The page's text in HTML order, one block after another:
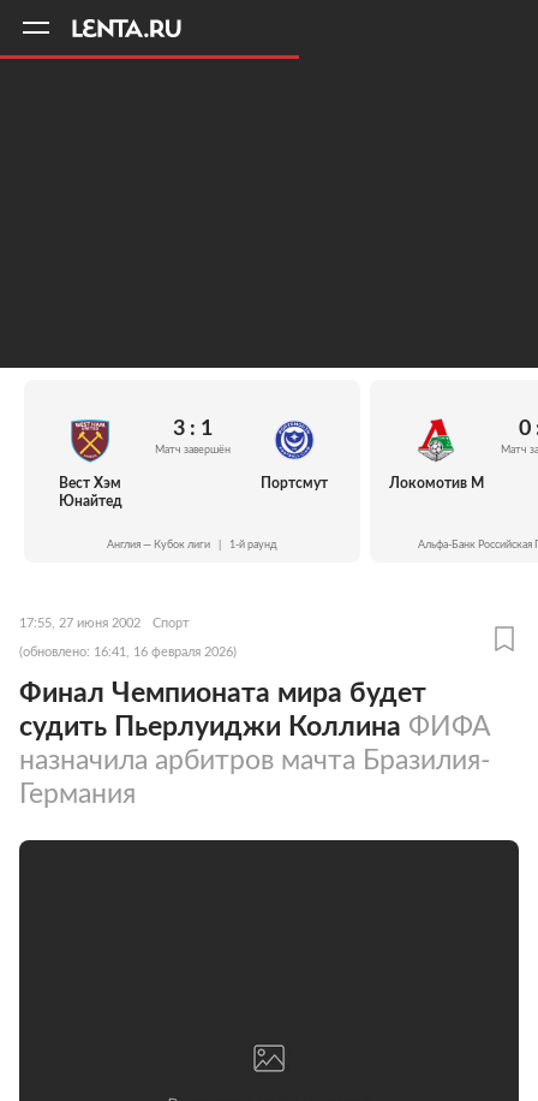
Вест Хэм
Юнайтед
3 : 1
Матч завершён
Портсмут
Англия — Кубок лиги 1-й раунд
Локомотив М
0
Матч
Альфа-Банк Российская
17:55, 27 июня 2002 Спорт
(обновлено: 16:41, 16 февраля 2026)
Финал Чемпионата мира будет
судить Пьерлуиджи Коллина ФИФА
назначила арбитров мачта Бразилия-
Германия